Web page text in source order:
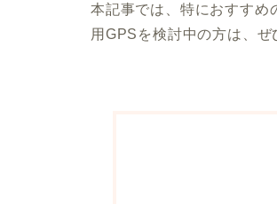
本記事では、特におすすめ
用GPSを検討中の方は、ぜ